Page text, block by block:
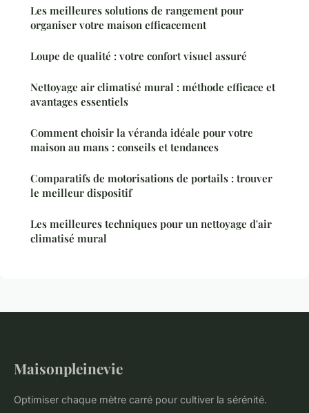
Les meilleures solutions de rangement pour
organiser votre maison efficacement
Loupe de qualité : votre confort visuel assuré
Nettoyage air climatisé mural : méthode efficace et
avantages essentiels
Comment choisir la véranda idéale pour votre
maison au mans : conseils et tendances
Comparatifs de motorisations de portails : trouver
le meilleur dispositif
Les meilleures techniques pour un nettoyage d'air
climatisé mural
Maisonpleinevie
Optimiser chaque mètre carré pour cultiver la sérénité.